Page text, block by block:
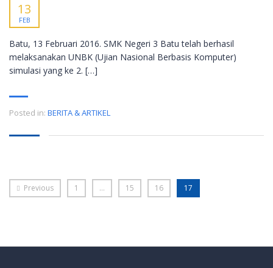
13
FEB
Batu, 13 Februari 2016. SMK Negeri 3 Batu telah berhasil
melaksanakan UNBK (Ujian Nasional Berbasis Komputer)
simulasi yang ke 2. […]
Posted in: BERITA & ARTIKEL
Previous 1 … 15 16 17